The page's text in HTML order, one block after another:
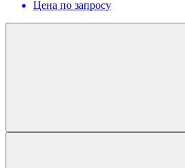
Цена по запросу